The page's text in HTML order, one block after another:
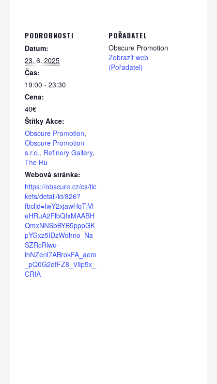
PODROBNOSTI
Datum:
23. 6. 2025
Čas:
19:00 - 23:30
Cena:
40€
Štítky Akce:
Obscure Promotion,
Obscure Promotion
s.r.o., Refinery Gallery,
The Hu
Webová stránka:
https://obscure.cz/cs/tic
kets/detail/id/826?
fbclid=IwY2xjawHqTjVl
eHRuA2FlbQIxMAABH
QmxNNSbBYB5pppGK
pYGxz5IDzWdhno_Na
SZRcRlwu-
ihNZenl7ABrokFA_aem
_pQ0G2dfFZ8_ViIp5x_
CRIA
POŘADATEL
Obscure Promotion
Zobrazit web
(Pořadatel)